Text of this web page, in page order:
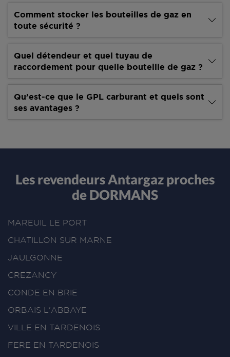
Comment stocker les bouteilles de gaz en
toute sécurité ?
Quel détendeur et quel tuyau de
raccordement pour quelle bouteille de gaz ?
Qu’est-ce que le GPL carburant et quels sont
ses avantages ?
Les revendeurs Antargaz proches
de DORMANS
MAREUIL LE PORT
CHATILLON SUR MARNE
JAULGONNE
CREZANCY
CONDE EN BRIE
ORBAIS L'ABBAYE
VILLE EN TARDENOIS
FERE EN TARDENOIS